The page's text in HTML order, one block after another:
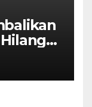
Nyata